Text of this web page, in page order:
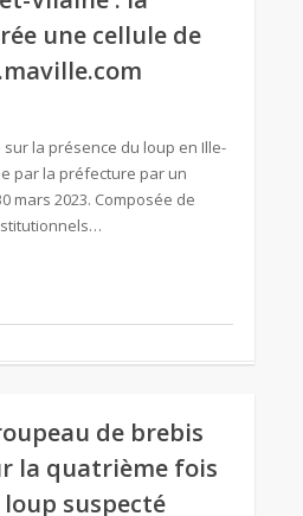
une cellule de
la présence du loup en Ille-
par la préfecture par un
mars 2023. Composée de
de brebis
la quatrième fois
loup suspecté